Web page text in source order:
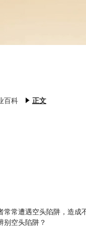
百科 正文
常常遭遇空头陷阱，造
别空头陷阱？